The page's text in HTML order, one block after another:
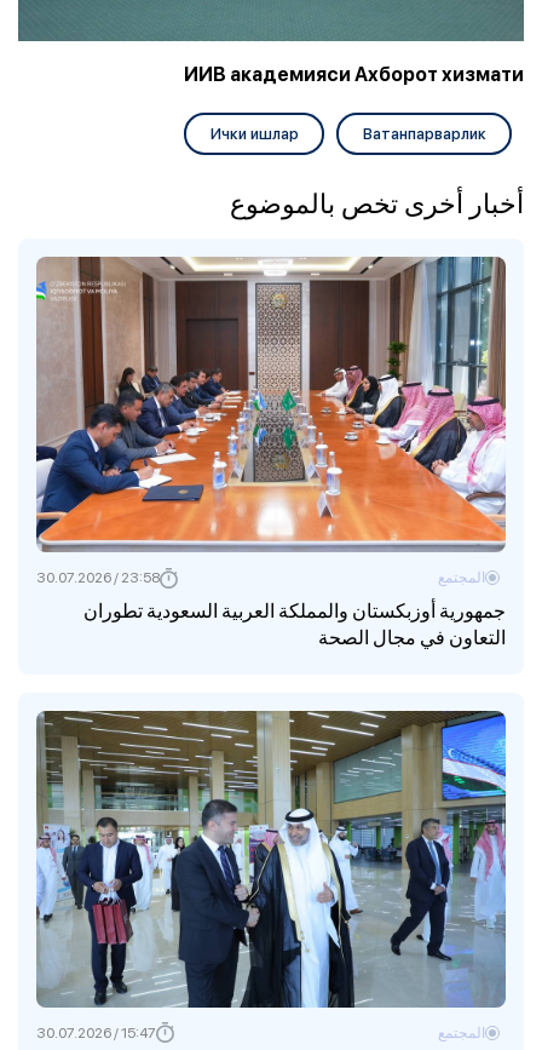
ИИВ академияси Ахборот хизмати
Ватанпарварлик
Ички ишлар
أخبار أخرى تخص بالموضوع
جمهورية أوزبكستان والمملكة العربية السعودية تطوران
التعاون في مجال الصحة
المجتمع 23:58 / 30.07.2026
المجتمع 15:47 / 30.07.2026